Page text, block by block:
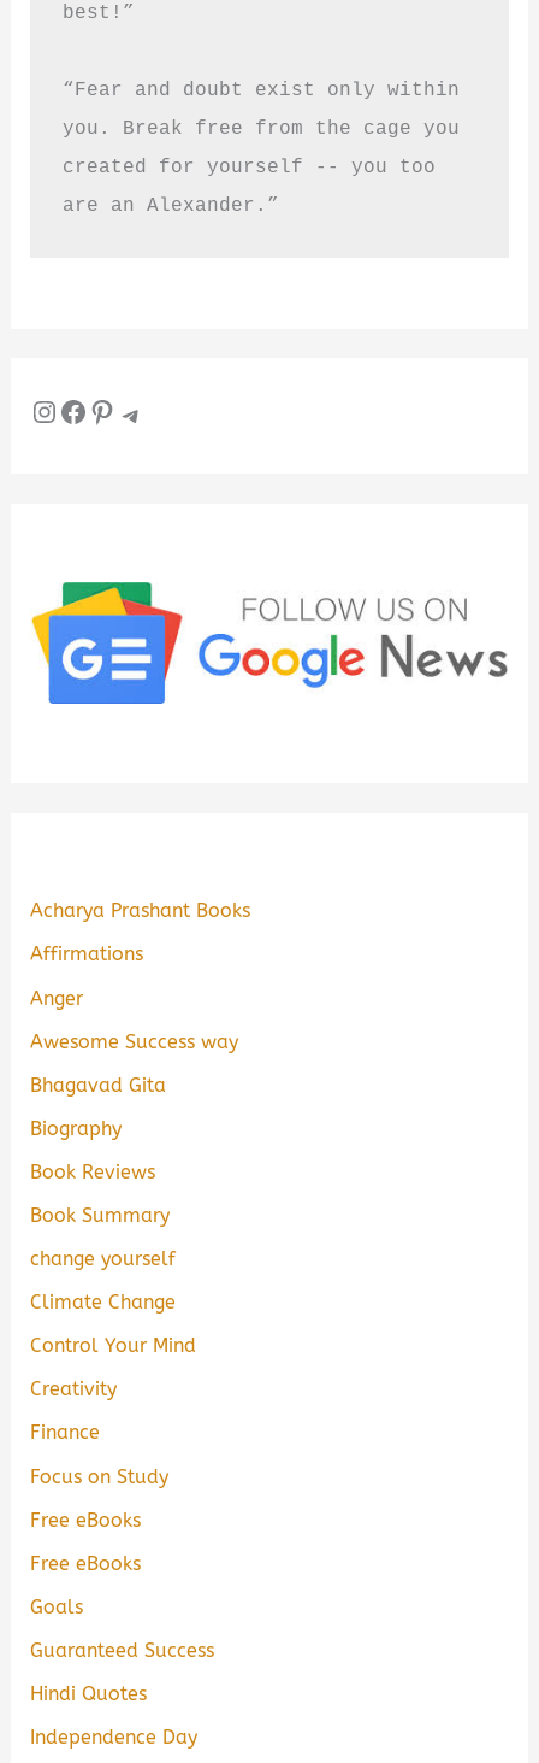
best!”
“Fear and doubt exist only within
you. Break free from the cage you
created for yourself -- you too
are an Alexander.”
InstagramFacebook Pinterest Telegram
Acharya Prashant Books
Affirmations
Anger
Awesome Success way
Bhagavad Gita
Biography
Book Reviews
Book Summary
change yourself
Climate Change
Control Your Mind
Creativity
Finance
Focus on Study
Free eBooks
Free eBooks
Goals
Guaranteed Success
Hindi Quotes
Independence Day